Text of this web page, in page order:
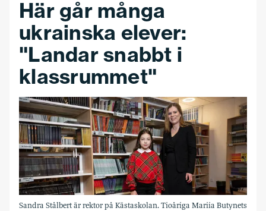
Här går många
ukrainska elever:
"Landar snabbt i
klassrummet"
Sandra Stålbert är rektor på Kästaskolan. Tioåriga Mariia Butynets